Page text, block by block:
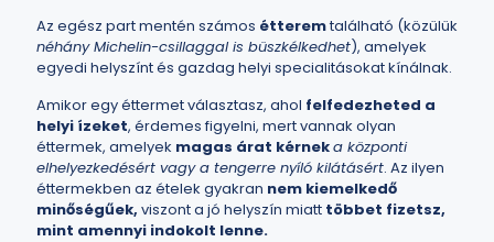
Az egész part mentén számos étteremtalálható (közülük
néhány Michelin-csillaggal is büszkélkedhet), amelyek
egyedi helyszínt és gazdag helyi specialitásokat kínálnak.
Amikor egy éttermet választasz, ahol felfedezheted a
helyi ízeket, érdemes figyelni, mert vannak olyan
éttermek, amelyek magas árat kérneka központi
elhelyezkedésért vagy a tengerre nyíló kilátásért. Az ilyen
éttermekben az ételek gyakran nem kiemelkedő
minőségűek, viszont a jó helyszín miatt többet fizetsz,
mint amennyi indokolt lenne.